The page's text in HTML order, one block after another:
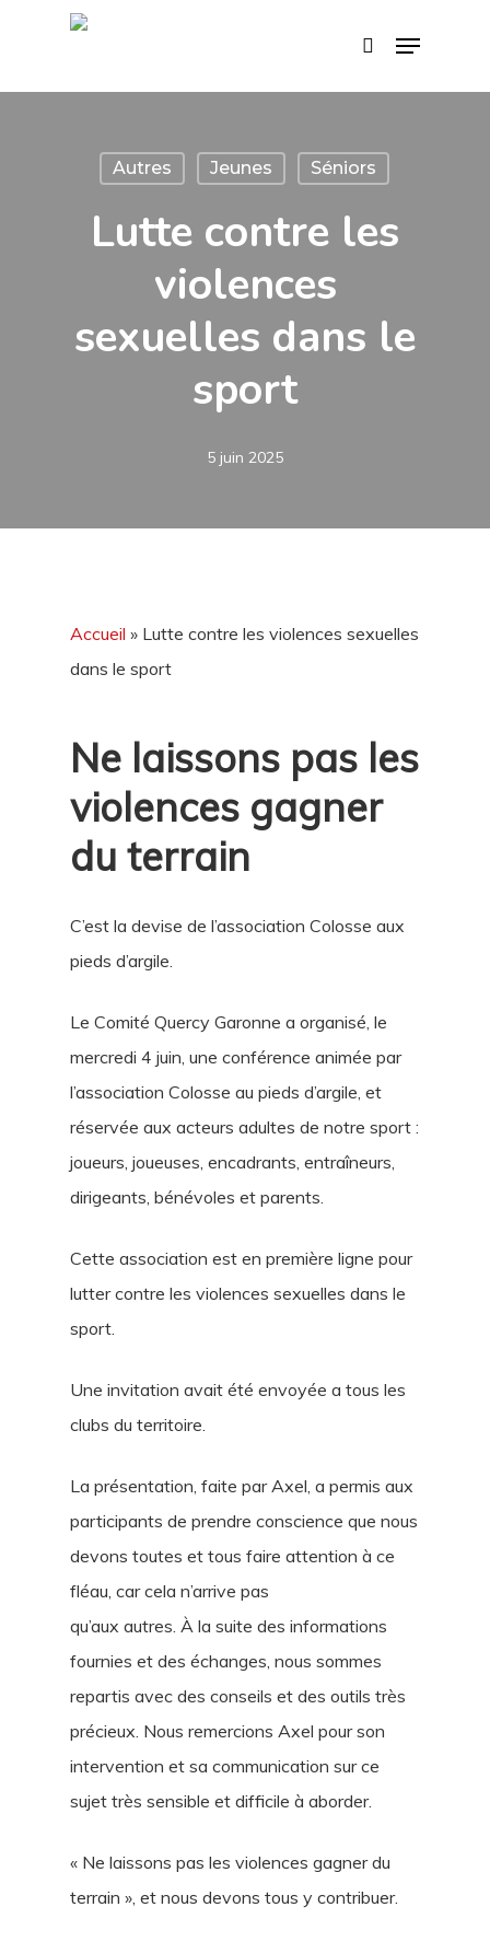
main
search
Menu
Autres Jeunes Séniors
Lutte contre les
violences
sexuelles dans le
sport
5 juin 2025
Accueil » Lutte contre les violences sexuelles
dans le sport
Ne laissons pas les
violences gagner
du terrain
C’est la devise de l’association Colosse aux
pieds d’argile.
Le Comité Quercy Garonne a organisé, le
mercredi 4 juin, une conférence animée par
l’association Colosse au pieds d’argile, et
réservée aux acteurs adultes de notre sport :
joueurs, joueuses, encadrants, entraîneurs,
dirigeants, bénévoles et parents.
Cette association est en première ligne pour
lutter contre les violences sexuelles dans le
sport.
Une invitation avait été envoyée a tous les
clubs du territoire.
La présentation, faite par Axel, a permis aux
participants de prendre conscience que nous
devons toutes et tous faire attention à ce
fléau, car cela n’arrive pas
qu’aux autres. À la suite des informations
fournies et des échanges, nous sommes
repartis avec des conseils et des outils très
précieux. Nous remercions Axel pour son
intervention et sa communication sur ce
sujet très sensible et difficile à aborder.
« Ne laissons pas les violences gagner du
terrain », et nous devons tous y contribuer.